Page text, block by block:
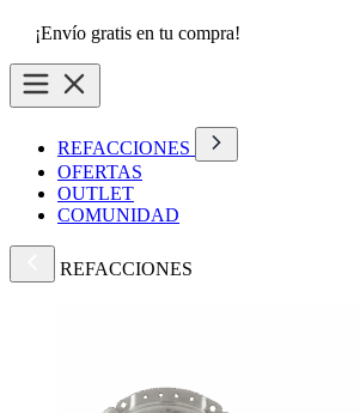
¡Envío gratis en tu compra!
REFACCIONES
OFERTAS
OUTLET
COMUNIDAD
REFACCIONES